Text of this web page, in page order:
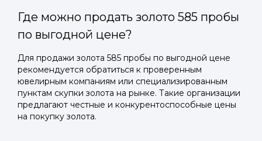
Где можно продать золото 585 пробы
по выгодной цене?
Для продажи золота 585 пробы по выгодной цене
рекомендуется обратиться к проверенным
ювелирным компаниям или специализированным
пунктам скупки золота на рынке. Такие организации
предлагают честные и конкурентоспособные цены
на покупку золота.